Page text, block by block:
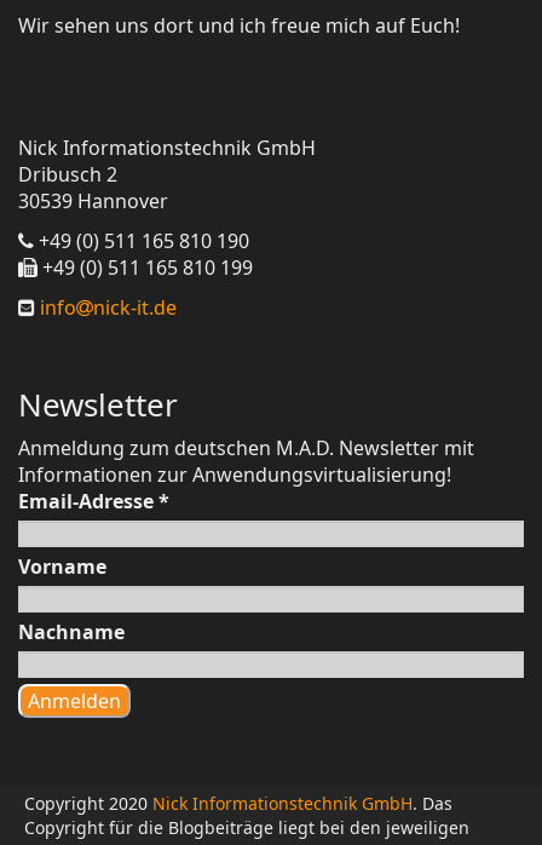
Wir sehen uns dort und ich freue mich auf Euch!
Nick Informationstechnik GmbH
Dribusch 2
30539 Hannover
+49 (0) 511 165 810 190
+49 (0) 511 165 810 199
info
nick-it.de
Newsletter
Anmeldung zum deutschen M.A.D. Newsletter mit
Informationen zur Anwendungsvirtualisierung!
Email-Adresse*
Vorname
Nachname
Copyright 2020 Nick Informationstechnik GmbH. Das
Copyright für die Blogbeiträge liegt bei den jeweiligen